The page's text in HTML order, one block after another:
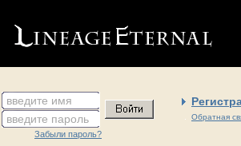
введите имя
Обратная
введите пароль
Забыли пароль?